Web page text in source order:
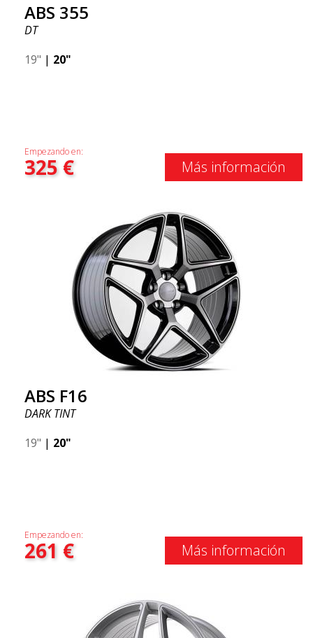
ABS 355
DT
19" | 20"
Empezando en:
325€ Más información
ABS F16
DARK TINT
19" | 20"
Empezando en:
261 € Más información